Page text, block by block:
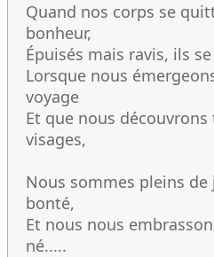
Quand nos corps se
bonheur,
Épuisés mais ravis, ils
Lorsque nous
voyage
Et que nous
visages,
Nous sommes pleins
bonté,
Et nous nous
né.....